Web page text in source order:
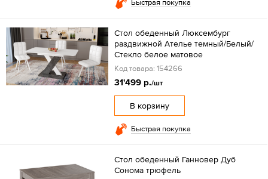
Быстрая покупка
Стол обеденный Люксембург
раздвижной Ателье темный/Белый/
Стекло белое матовое
Код товара: 154266
31'499 р./шт
В корзину
Быстрая покупка
Стол обеденный Ганновер Дуб
Сонома трюфель